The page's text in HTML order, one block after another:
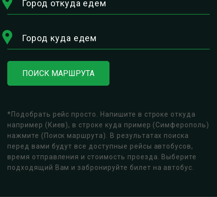
Город откуда едем
Город куда едем
ПОИСК МАРШРУТА
*Подобрать рейс просто. Напишите в строке откуда
например (Киев), в строке куда пример (Симферополь)
нажмите (Поиск маршрута). В результатах поиска
перед вами будут все доступные рейсы автобусов,
время отправления и стоимость проезда. Выберите
подходящий Вам и забронируйте билет на автобус.